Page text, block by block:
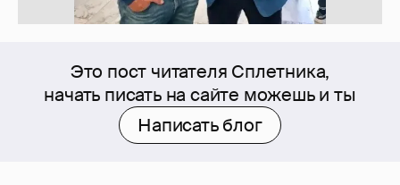
Это пост читателя Сплетника,
начать писать на сайте можешь и ты
Написать блог